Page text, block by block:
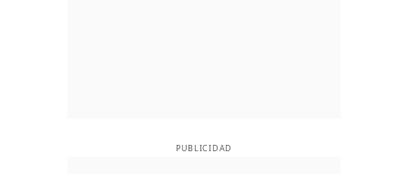
PUBLICIDAD